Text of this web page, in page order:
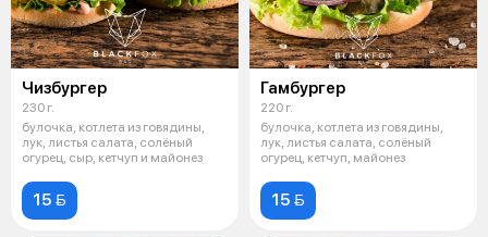
Чизбургер
230 г.
булочка, котлета из говядины,
лук, листья салата, солёный
огурец, сыр, кетчуп и майонез
15 
Гамбургер
220 г.
булочка, котлета из говядины,
лук, листья салата, солёный
огурец, кетчуп, майонез
15 